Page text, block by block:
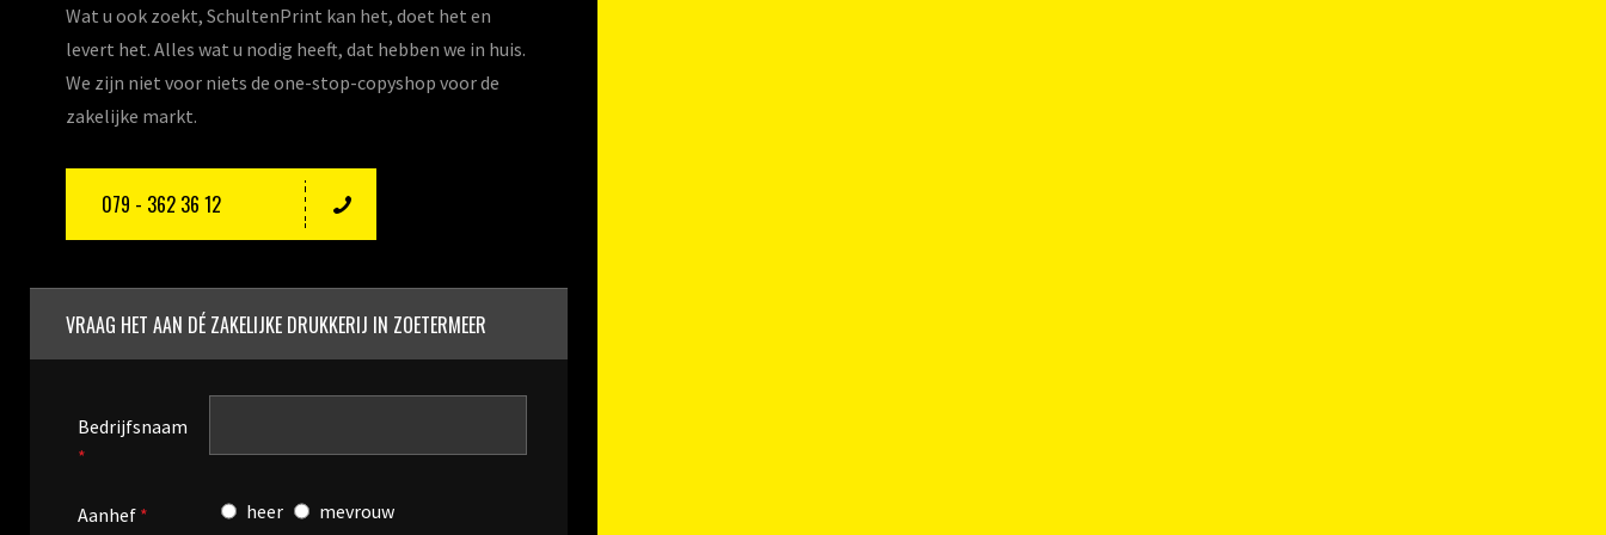
Wat u ook zoekt, SchultenPrint kan het, doet het en
levert het. Alles wat u nodig heeft, dat hebben we in huis.
We zijn niet voor niets de one-stop-copyshop voor de
zakelijke markt.
079 - 362 36 12
VRAAG HET AAN DÉ ZAKELIJKE DRUKKERIJ IN ZOETERMEER
Bedrijfsnaam
*
Aanhef * heer mevrouw